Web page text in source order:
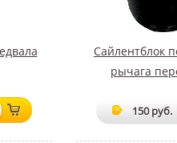
Сайлентблок
рычага
150 руб.